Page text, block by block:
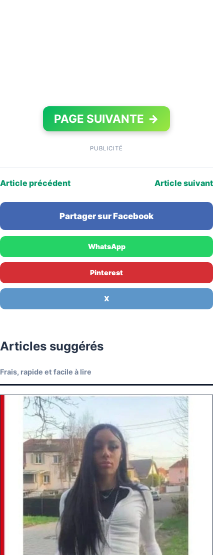
PAGE SUIVANTE →
PUBLICITÉ
Article précédent Article suivant
Partager sur Facebook
WhatsApp
Pinterest
X
Articles suggérés
Frais, rapide et facile à lire